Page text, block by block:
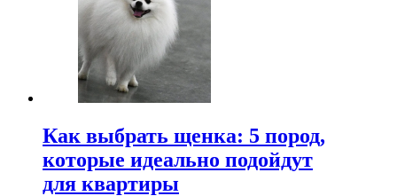
Как выбрать щенка: 5 пород,
которые идеально подойдут
для квартиры